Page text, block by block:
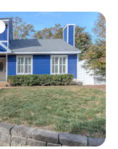
plus appréciés